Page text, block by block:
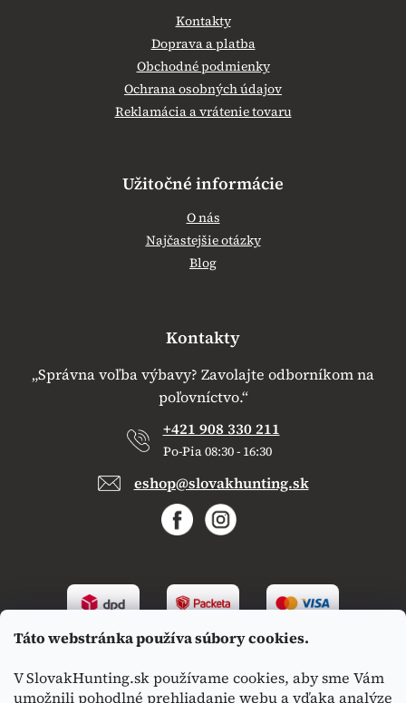
Táto webstránka používa súbory cookies.
V SlovakHunting.sk používame cookies, aby sme Vám
umožnili pohodlné prehliadanie webu a vďaka analýze
Kontakty
Doprava a platba
Obchodné podmienky
Ochrana osobných údajov
Reklamácia a vrátenie tovaru
Užitočné informácie
O nás
Najčastejšie otázky
Blog
Kontakty
„Správna voľba výbavy? Zavolajte odborníkom na
poľovníctvo.“
+421 908 330 211
Po-Pia 08:30 - 16:30
eshop@slovakhunting.sk